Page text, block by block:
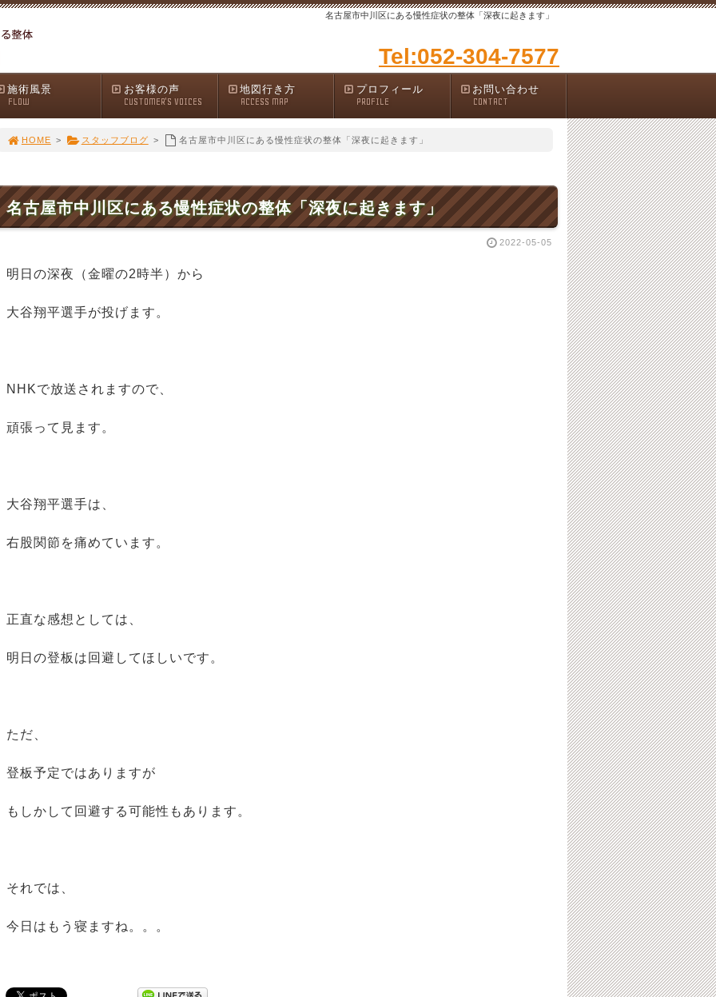
名古屋市中川区にある慢性症状の整体「深夜に起きます」
Tel:052-304-7577
施術風景
FLOW
お客様の声
CUSTOMER'S VOICES
地図行き方
ACCESS MAP
プロフィール
PROFILE
お問い合わせ
CONTACT
HOME > スタッフブログ > 名古屋市中川区にある慢性症状の整体「深夜に起きます」
名古屋市中川区にある慢性症状の整体「深夜に起きます」
2022-05-05
明日の深夜（金曜の2時半）から
大谷翔平選手が投げます。
NHKで放送されますので、
頑張って見ます。
大谷翔平選手は、
右股関節を痛めています。
正直な感想としては、
明日の登板は回避してほしいです。
ただ、
登板予定ではありますが
もしかして回避する可能性もあります。
それでは、
今日はもう寝ますね。。。